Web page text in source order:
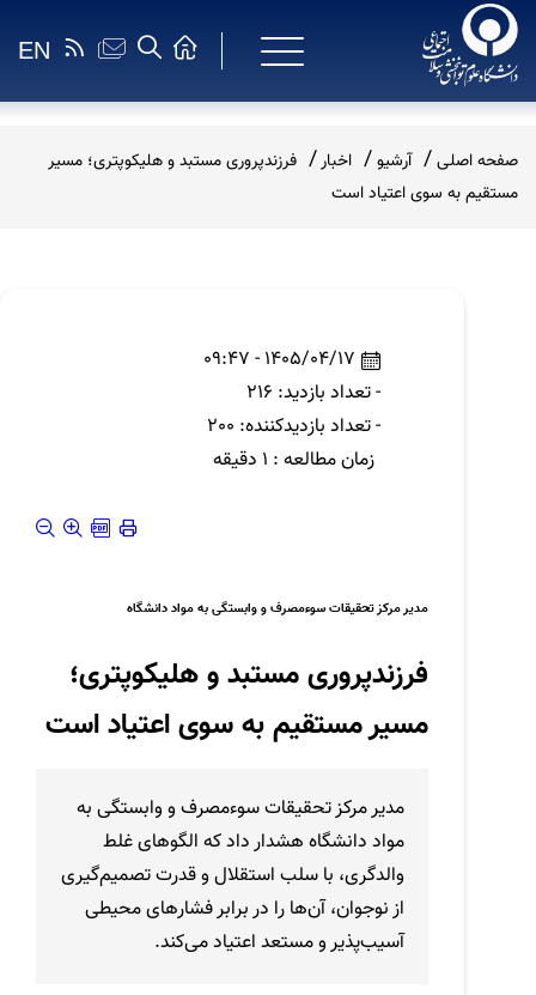
EN
صفحه اصلی آرشیو اخبار
فرزندپروری مستبد و هلیکوپتری؛ مسیر
مستقیم به سوی اعتیاد است
1405/04/17 - 09:47
- تعداد بازدید: 216
- تعداد بازدیدکننده: 200
زمان مطالعه : 1 دقیقه
مدیر مرکز تحقیقات سوءمصرف و وابستگی به مواد دانشگاه
فرزندپروری مستبد و هلیکوپتری؛
مسیر مستقیم به سوی اعتیاد است
مدیر مرکز تحقیقات سوءمصرف و وابستگی به
مواد دانشگاه هشدار داد که الگوهای غلط
والدگری، با سلب استقلال و قدرت تصمیم‌گیری
از نوجوان، آن‌ها را در برابر فشارهای محیطی
آسیب‌پذیر و مستعد اعتیاد می‌کند.